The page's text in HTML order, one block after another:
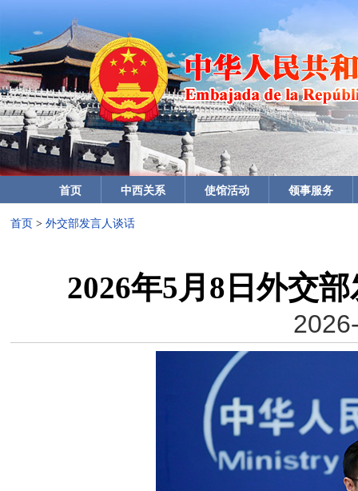
首页 中西关系 使馆活动 领事服务
首页 > 外交部发言人谈话
2026年5月8日外交